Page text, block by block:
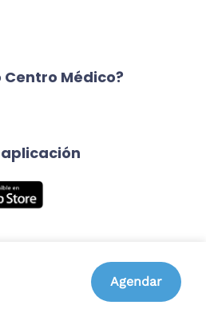
Agendar
Centro Médico?
7, C.A. - Todos los Derechos